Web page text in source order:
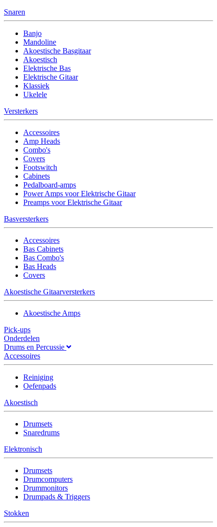
Snaren
Banjo
Mandoline
Akoestische Basgitaar
Akoestisch
Elektrische Bas
Elektrische Gitaar
Klassiek
Ukelele
Versterkers
Accessoires
Amp Heads
Combo's
Covers
Footswitch
Cabinets
Pedalboard-amps
Power Amps voor Elektrische Gitaar
Preamps voor Elektrische Gitaar
Basversterkers
Accessoires
Bas Cabinets
Bas Combo's
Bas Heads
Covers
Akoestische Gitaarversterkers
Akoestische Amps
Pick-ups
Onderdelen
Drums en Percussie
Accessoires
Reiniging
Oefenpads
Akoestisch
Drumsets
Snaredrums
Elektronisch
Drumsets
Drumcomputers
Drummonitors
Drumpads & Triggers
Stokken